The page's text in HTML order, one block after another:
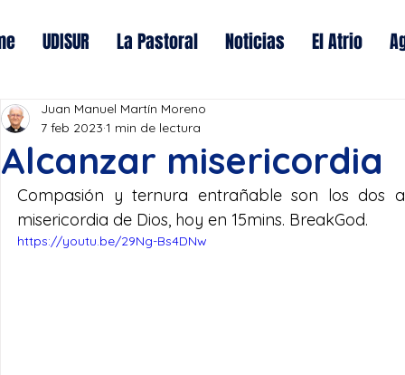
UDISUR La Pastoral Noticias El Atrio
Alcanzar misericordia
Juan Manuel Martín Moreno
7 feb 2023 1 min de lectura
Compasión y ternura entrañable son los dos
misericordia de Dios, hoy en 15mins. BreakGod.
https://youtu.be/29Ng-Bs4DNw